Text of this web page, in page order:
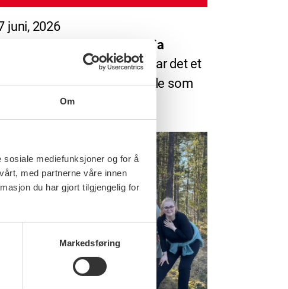
Om
mediefunksjoner og for å
med partnerne våre innen
du har gjort tilgjengelig for
Markedsføring
juni, 2026
medlemmene i staten sa ja
blant FOs medlemmer var det et
flertall som sa ja. Blant de som